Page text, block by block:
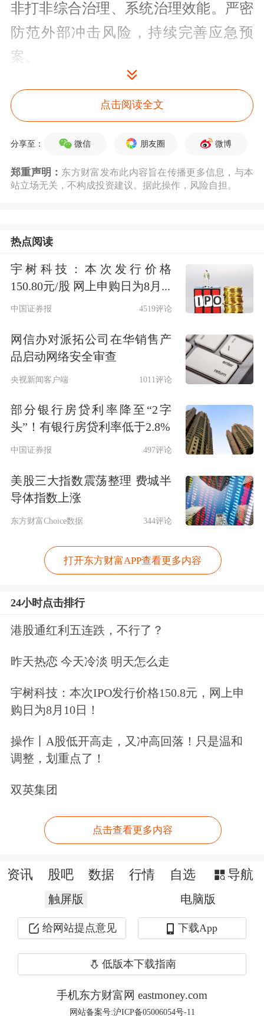
非打非综合治理、系统治理效能。严密
防范外部冲击风险，持续完善应急预
案。
会议指出，要坚定不移推进严监管强监
管。坚持“监管姓监”，聚焦主责主业，
切实把严监管强监管的要求落实到监管
工作的全过程、各环节。要坚持“严”的
基调。发扬较真碰硬精神，严把准入关
法违规行为，真正做到“长牙带刺”、有
棱有角。严肃监管问责，以有力问责倒
逼责任落实。要夯实“强”的基础。强化
监管制度建设，全面推进监管规章制
度“立改废释”，做好总局权责清单编制
工作。强化监管能力提升，加快推
进“金监工程”落地，稳步推进县域监管
职责下放。强化央地协同和部门联动，
推动行刑衔接、监审联动、纪法贯通，
有效形成工作合力。
会议要求，要着力推动行业高质量发
展。大力推动各类机构错位发展、优势
构减量提质，因地制宜优化机构布局。
求速度和规模向以质量和效益为中心转
变，持续提升核心竞争力。推动多渠道
补充资本，增强金融机构资本实力和可
持续发展能力。引导做好金融“五篇大
文章”，服务经济社会高质量发展。
主力异动？Level-2助您洞察主力意图。
文章来源：经济参考报
原标题：金融监管总局：整治无序竞争 多渠道补充资本
点击阅读全文
分享至： 微信 朋友圈 微博
郑重声明： 东方财富发布此内容旨在传播更多信息，与本
站立场无关，不构成投资建议。据此操作，风险自担。
热点阅读
宇树科技：本次发行价格
150.80元/股 网上申购日为8月...
中国证券报 4519评论
网信办对派拓公司在华销售产
品启动网络安全审查
央视新闻客户端 1011评论
部分银行房贷利率降至“2字
头”！有银行房贷利率低于2.8%
中国证券报 497评论
美股三大指数震荡整理 费城半
导体指数上涨
东方财富Choice数据 344评论
打开东方财富APP查看更多内容
24小时点击排行
港股通红利五连跌，不行了？
昨天热恋 今天冷淡 明天怎么走
宇树科技：本次IPO发行价格150.8元，网上申
购日为8月10日！
操作丨A股低开高走，又冲高回落！只是温和
调整，划重点了！
双英集团
点击查看更多内容
资讯 股吧 数据 行情 自选 导航
触屏版 电脑版
给网站提点意见 下载App
低版本下载指南
手机东方财富网 eastmoney.com
网站备案号:沪ICP备05006054号-11